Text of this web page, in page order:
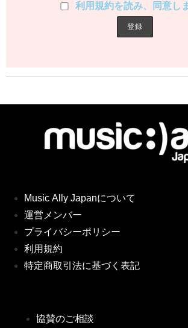
利用規約を読み、同意し
Music Ally Japanについて
運営メンバー
プライバシーポリシー
利用規約
特定商取引法に基づく表記
協賛のご相談